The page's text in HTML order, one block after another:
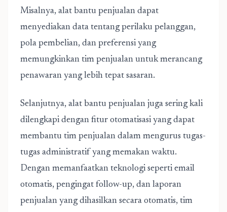
Misalnya, alat bantu penjualan dapat
menyediakan data tentang perilaku pelanggan,
pola pembelian, dan preferensi yang
memungkinkan tim penjualan untuk merancang
penawaran yang lebih tepat sasaran.
Selanjutnya, alat bantu penjualan juga sering kali
dilengkapi dengan fitur otomatisasi yang dapat
membantu tim penjualan dalam mengurus tugas-
tugas administratif yang memakan waktu.
Dengan memanfaatkan teknologi seperti email
otomatis, pengingat follow-up, dan laporan
penjualan yang dihasilkan secara otomatis, tim